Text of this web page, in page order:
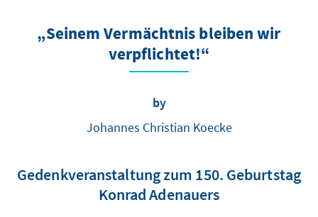
„Seinem Vermächtnis bleiben wir
verpflichtet!“
by
Johannes Christian Koecke
Gedenkveranstaltung zum 150. Geburtstag
Konrad Adenauers